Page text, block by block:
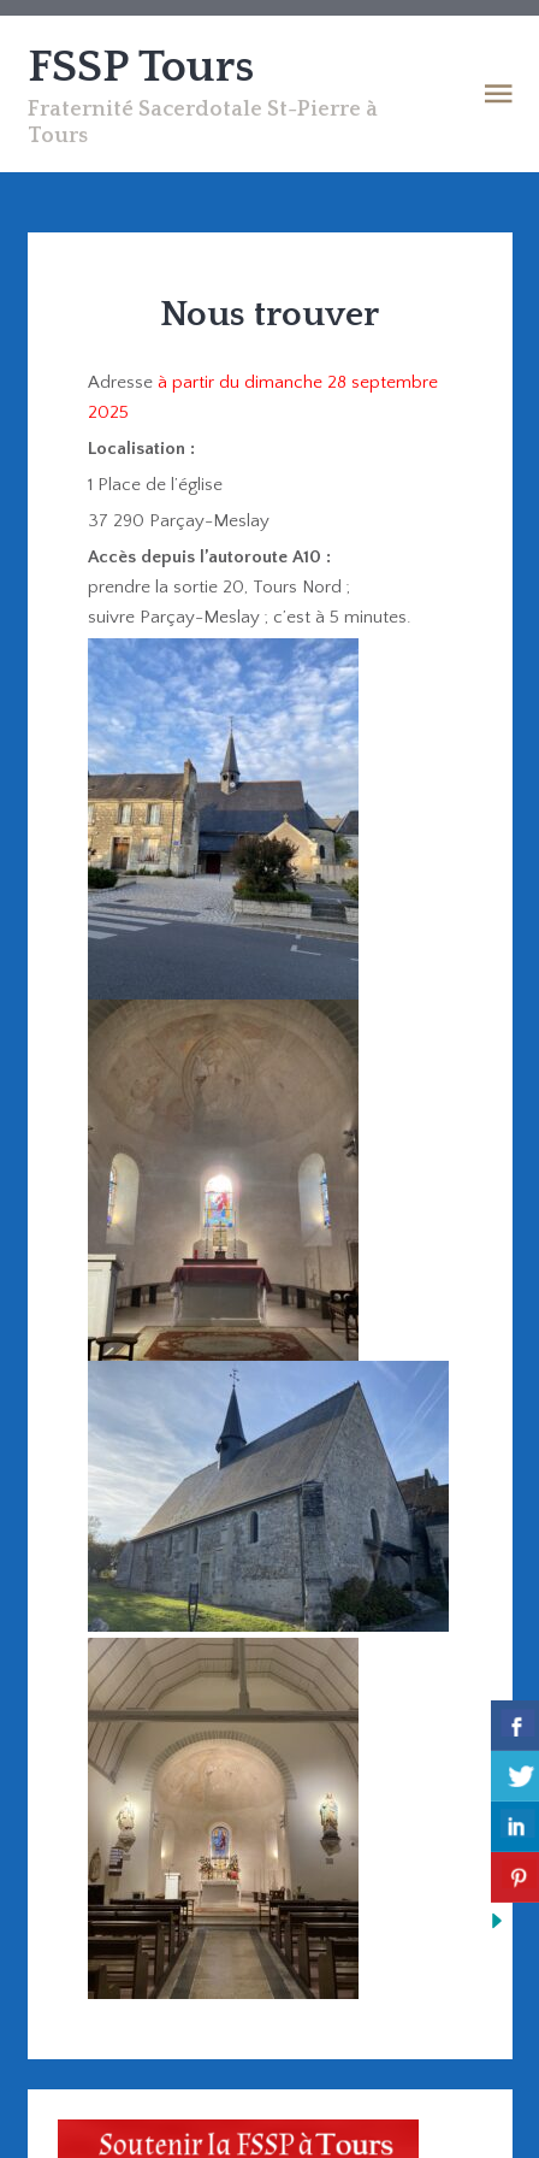
FSSP Tours
Fraternité Sacerdotale St-Pierre à
Tours
Nous trouver
Adresse à partir du dimanche 28 septembre
2025
Localisation :
1 Place de l’église
37 290 Parçay-Meslay
Accès depuis l’autoroute A10 :
prendre la sortie 20, Tours Nord ;
suivre Parçay-Meslay ; c’est à 5 minutes.